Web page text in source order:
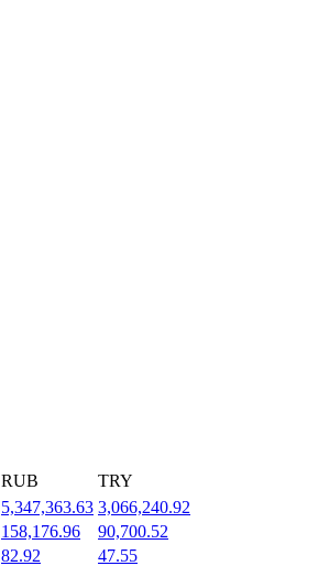
RUB
TRY
5,347,363.63 3,066,240.92
158,176.96
90,700.52
82.92
47.55